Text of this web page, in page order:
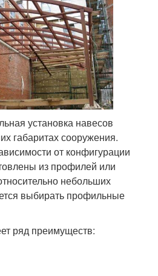
установка навесов
габаритах сооружения.
от конфигурации
из профилей или
небольших
выбирать профильные
ряд преимуществ: